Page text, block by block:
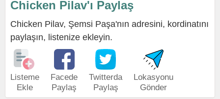
Chicken Pilav'ı Paylaş
Chicken Pilav, Şemsi Paşa'nın adresini, kordinatını
paylaşın, listenize ekleyin.
Listeme
Ekle
Facede
Paylaş
Twitterda
Paylaş
Lokasyonu
Gönder